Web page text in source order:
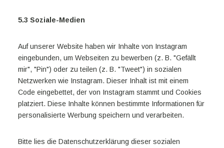
5.3 Soziale-Medien
Auf unserer Website haben wir Inhalte von Instagram
eingebunden, um Webseiten zu bewerben (z. B. "Gefällt
mir", "Pin") oder zu teilen (z. B. "Tweet") in sozialen
Netzwerken wie Instagram. Dieser Inhalt ist mit einem
Code eingebettet, der von Instagram stammt und Cookies
platziert. Diese Inhalte können bestimmte Informationen für
personalisierte Werbung speichern und verarbeiten.
Bitte lies die Datenschutzerklärung dieser sozialen